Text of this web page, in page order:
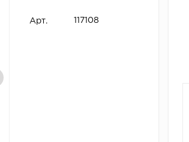
Арт. 117108